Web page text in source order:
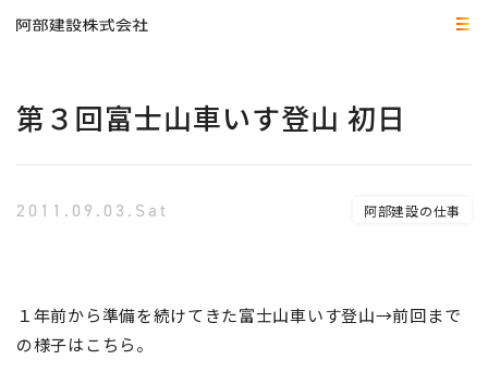
第３回富士山車いす登山 初日
2011.09.03.Sat 阿部建設の仕事
１年前から準備を続けてきた富士山車いす登山→前回まで
の様子はこちら。